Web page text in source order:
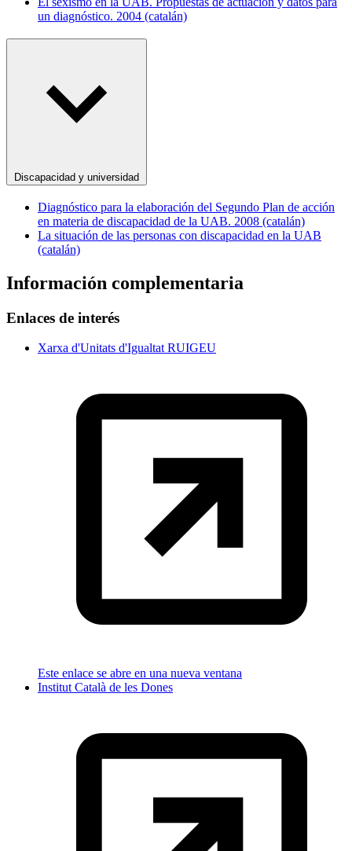
un diagnóstico. 2004 (catalán)
Discapacidad y universidad
Diagnóstico para la elaboración del Segundo Plan de acción
en materia de discapacidad de la UAB. 2008 (catalán)
La situación de las personas con discapacidad en la UAB
(catalán)
Información complementaria
Enlaces de interés
Xarxa d'Unitats d'Igualtat RUIGEU
Este enlace se abre en una nueva ventana
Institut Català de les Dones